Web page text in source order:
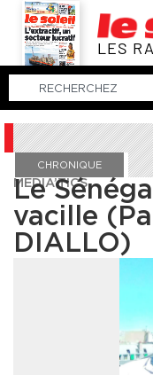
LES
CHRONIQUE
MEDIA’TICS
Le
vacille
DIALLO)